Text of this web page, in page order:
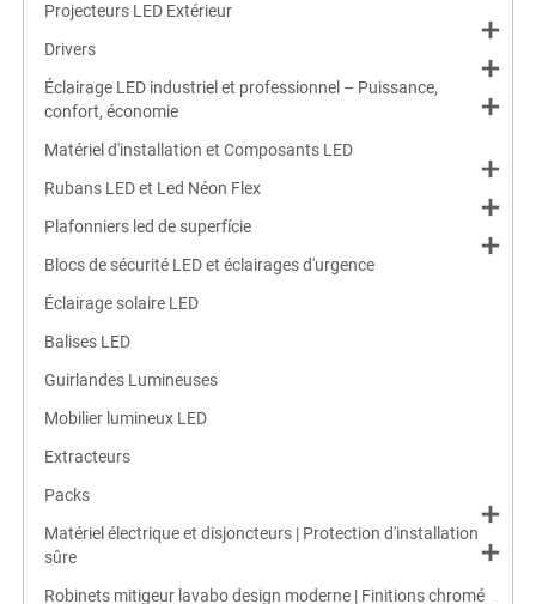
Projecteurs LED Extérieur
add
Drivers
add
Éclairage LED industriel et professionnel – Puissance,
confort, économie
add
Matériel d'installation et Composants LED
add
Rubans LED et Led Néon Flex
add
Plafonniers led de superfície
add
Blocs de sécurité LED et éclairages d'urgence
Éclairage solaire LED
Balises LED
Guirlandes Lumineuses
Mobilier lumineux LED
Extracteurs
Packs
add
Matériel électrique et disjoncteurs | Protection d'installation
sûre
add
Robinets mitigeur lavabo design moderne | Finitions chromé